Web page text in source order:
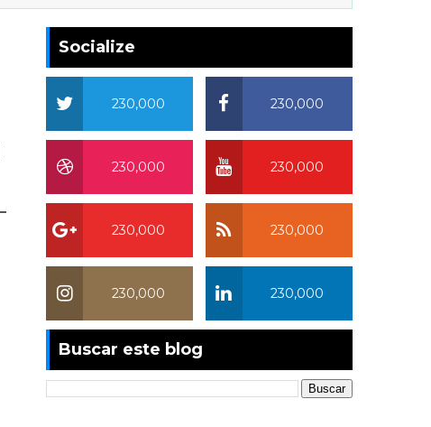
Socialize
230,000
230,000
230,000
230,000
230,000
230,000
230,000
230,000
Buscar este blog